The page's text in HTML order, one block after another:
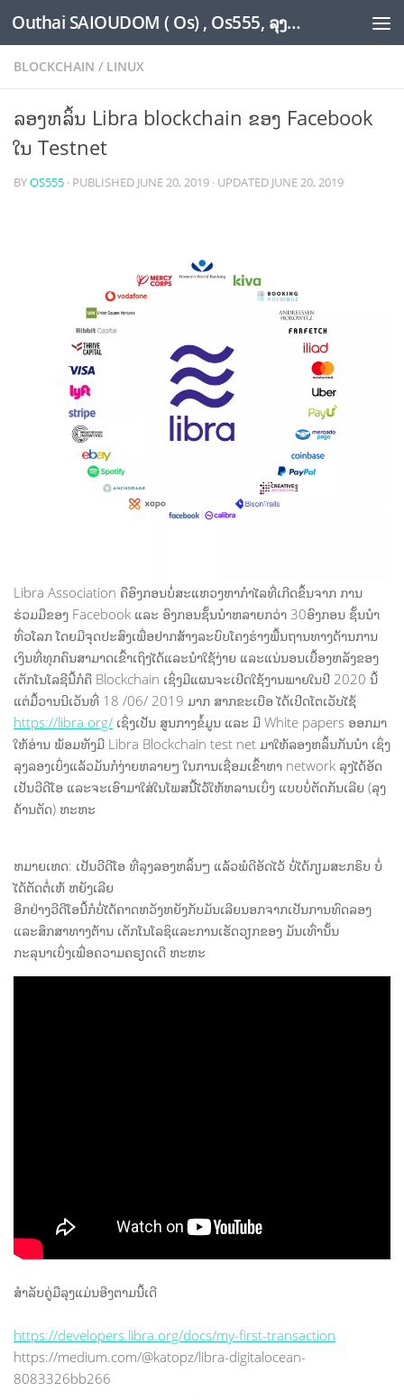
Skip to content Outhai SAIOUDOM ( Os) , Os555, ລຸງໂອ້ດ, LoungOs, UngleOs, XW1OS Official Website...
BLOCKCHAIN / LINUX
ລອງຫລິ້ນ Libra blockchain ຂອງ Facebook
ໃນ Testnet
BYOS555 · PUBLISHED JUNE 20, 2019 · UPDATED JUNE 20, 2019
Libra Association ຄືອົງກອນບໍ່ສະແຫວງຫາກຳໄລທີ່ເກີດຂຶ້ນຈາກ ການ
ຮ່ວມມືຂອງ Facebook ແລະ ອົງກອນຊັ້ນນຳຫລາຍກວ່າ 30​ອົງກອນ ຊັ້ນນຳ
ທົ່ວໂລກ ໂດຍມີຈຸດປະສົງເພື່ອຢາກສ້າງລະບົບໂຄງຮ່າງພື້ນຖານທາງດ້ານການ
ເງິນທີ່ທຸກຄົນສາມາດເຂົ້າເຖິງໄດ້ແລະນຳໃຊ້ງ່າຍ ແລະແນ່ນອນເບື້ອງຫລັງຂອງ
ເຕັກໂນໂລຊີນີ້ກໍຄື Blockchain ເຊິ່ງມີແຜນຈະເປີດໃຊ້ງານພາຍໃນປີ 2020 ນີ້
ແຕ່ມື້ວານນີເວັນທີ່ 18 /06/ 2019 ມາກ ສາກຂະເບືອ ໄດ້ເປີດໂຕເວັບໄຊ້
https://libra.org/ ເຊິ່ງເປັນ ສູນກາງຂໍ້ມູນ ແລະ ມີ White papers ອອກມາ
ໃຫ້ອ່ານ ພ້ອມທັງມີ Libra Blockchain test net ມາໃຫ້ລອງຫລິ້ນກັນນຳ ເຊິ່ງ
ລຸງລອງເບິ່ງແລ້ວມັນກໍງ່າຍຫລາຍໆ ໃນການເຊື່ອມເຂົ້າຫາ network ລຸງໄດ້ອັດ
ເປັນວີດີໂອ ແລະຈະເອົາມາໃສ່ໃນໂພສນີ້ໄວ້ໃຫ້ຫລານເບິ່ງ ແບບບໍ່ຕັດກັນເລີຍ (ລຸງ
ຄ້ານຕັດ) ຫະຫະ
ຫມາຍເຫດ: ເປັນວີດີໂອ ທີ່ລຸງລອງຫລິ້ນໆ ແລ້ວພໍດີອັດໄວ້ ບໍ່ໄດ້ກຽມສະກຣິບ ບໍ່
ໄດ້ຕັດຕໍ່ເຫ້ ຫຍັງເລີຍ
ອີກຢ່າງວີດີໂອນີ້ກໍບໍ່ໄດ້ຄາດຫວັງຫຍັງກັບມັນເລີຍນອກຈາກເປັນການທົດລອງ
ແລະສຶກສາທາງຕ້ານ ເຕັກໂນໂລຊິແລະການເຮັດວຽກຂອງ ມັນເທົ່ານັ້ນ
ກະລຸນາເບິ່ງເພື່ອຄວາມຄຣຽດເດີ ຫະຫະ
ສຳລັບຄູ່ມືລຸງແມ່ນອີງຕາມນີ້ເດີ
https://developers.libra.org/docs/my-first-transaction
https://medium.com/@katopz/libra-digitalocean-
8083326bb266